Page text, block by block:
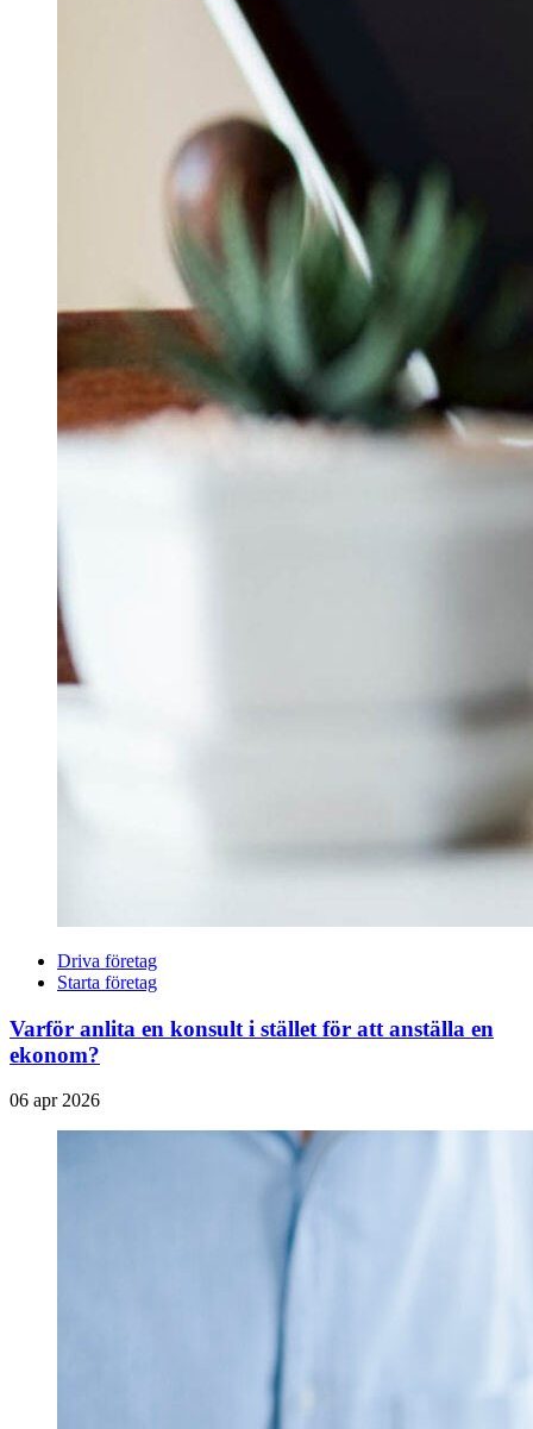
Driva företag
Starta företag
Varför anlita en konsult i stället för att anställa en
ekonom?
06 apr 2026